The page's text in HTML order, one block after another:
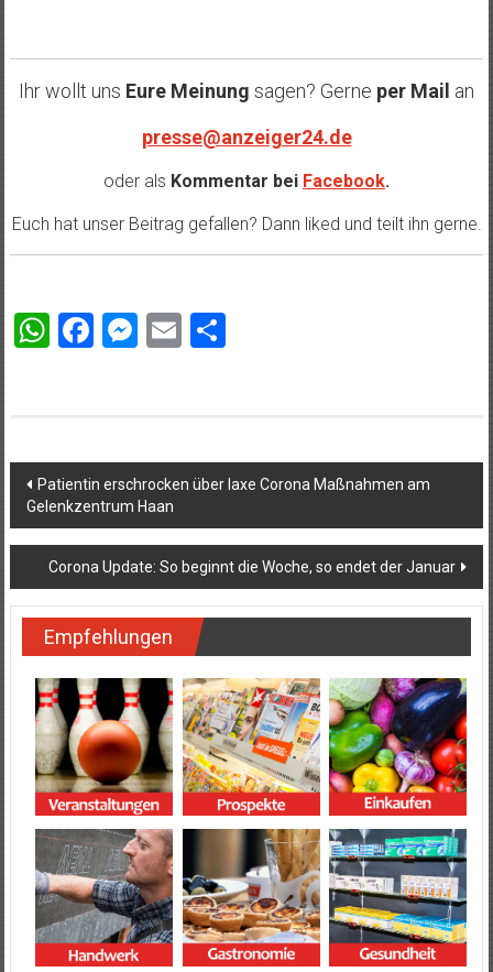
Ihr wollt uns Eure Meinung sagen? Gerne per Mail an
presse@anzeiger24.de
oder als Kommentar bei Facebook.
Euch hat unser Beitrag gefallen? Dann liked und teilt ihn gerne.
WhatsApp
Facebook
Messenger
EmailTeilen
Beitragsnavigation
Patientin erschrocken über laxe Corona Maßnahmen am
Gelenkzentrum Haan
Corona Update: So beginnt die Woche, so endet der Januar
Empfehlungen